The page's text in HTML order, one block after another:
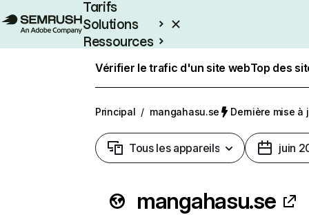
Tarifs
Solutions
Ressources
Vérifier le trafic d'un site webTop des
Principal / mangahasu.se Dernière mise à
Tous les appareils juin
mangahasu.se